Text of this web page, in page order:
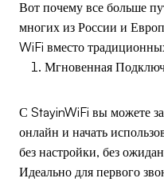
Вот почему все больше
многих из России и
WiFi вместо
Мгновенная
С StayinWiFi вы можете
онлайн и начать
без настройки, без
Идеально для первого